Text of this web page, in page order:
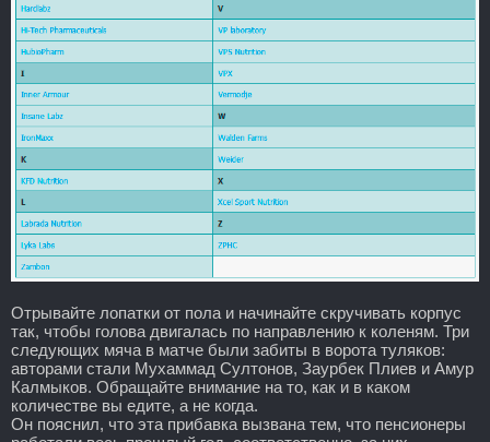
Отрывайте лопатки от пола и начинайте скручивать корпус
так, чтобы голова двигалась по направлению к коленям. Три
следующих мяча в матче были забиты в ворота туляков:
авторами стали Мухаммад Султонов, Заурбек Плиев и Амур
Калмыков. Обращайте внимание на то, как и в каком
количестве вы едите, а не когда.
Он пояснил, что эта прибавка вызвана тем, что пенсионеры